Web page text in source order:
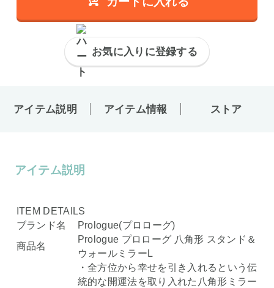
お気に入りに登録する
アイテム説明 アイテム情報 ストア
アイテム説明
ITEM DETAILS
ブランド名
Prologue(プロローグ)
商品名
Prologue プロローグ 八角形 スタンド＆
ウォールミラーL
・全方位から幸せを引き入れるという伝
統的な開運法を取り入れた八角形ミラー